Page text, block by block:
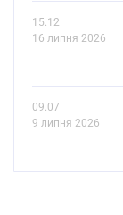
15.12
16 липня 2026
09.07
9 липня 2026